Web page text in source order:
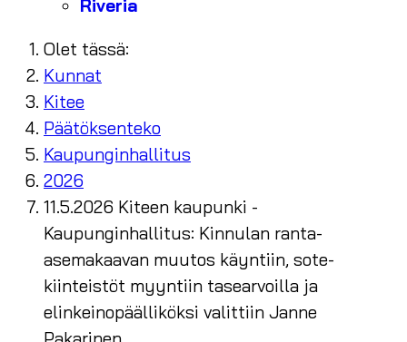
Riveria
Olet tässä:
Kunnat
Kitee
Päätöksenteko
Kaupunginhallitus
2026
11.5.2026 Kiteen kaupunki -
Kaupunginhallitus: Kinnulan ranta-
asemakaavan muutos käyntiin, sote-
kiinteistöt myyntiin tasearvoilla ja
elinkeinopäälliköksi valittiin Janne